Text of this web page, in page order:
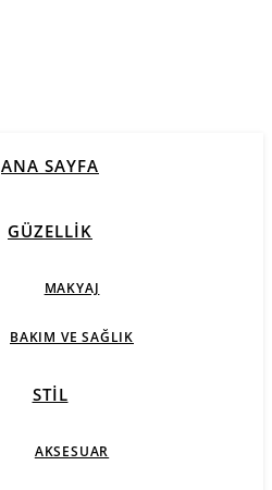
ANA SAYFA
GÜZELLIK
MAKYAJ
BAKIM VE SAĞLIK
STIL
AKSESUAR